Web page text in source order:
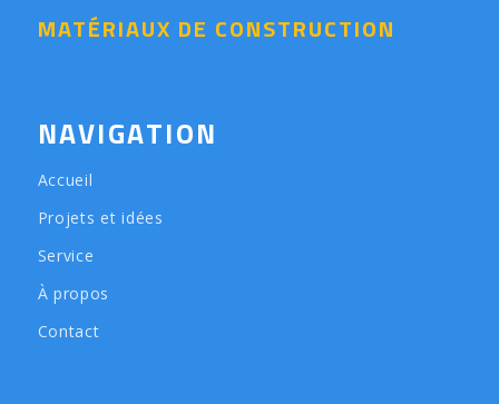
MATÉRIAUX DE CONSTRUCTION
NAVIGATION
Accueil
Projets et idées
Service
À propos
Contact